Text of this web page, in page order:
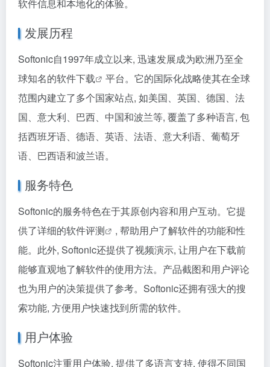
软件信息和本地化的体验。
发展历程
Softonic自1997年成立以来, 迅速发展成为欧洲乃至全
球知名的软件下载
平台。它的国际化战略使其在全球
范围内建立了多个国家站点, 如美国、英国、德国、法
国、意大利、巴西、中国和波兰等, 覆盖了多种语言, 包
括西班牙语、德语、英语、法语、意大利语、葡萄牙
语、巴西语和波兰语。
服务特色
Softonic的服务特色在于其原创内容和用户互动。它提
供了详细的软件评测
, 帮助用户了解软件的功能和性
能。此外, Softonic还提供了视频演示, 让用户在下载前
能够直观地了解软件的使用方法。产品截图和用户评论
也为用户的决策提供了参考。Softonic还拥有强大的搜
索功能, 方便用户快速找到所需的软件。
用户体验
Softonic注重用户体验, 提供了多语言支持, 使得不同国